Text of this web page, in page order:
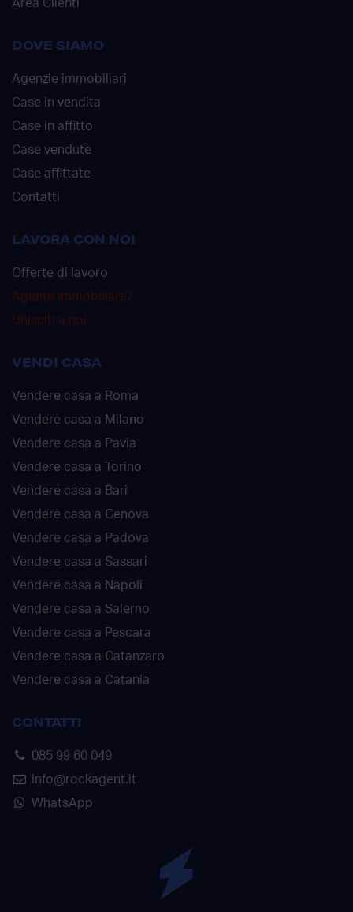
Area Clienti
DOVE SIAMO
Agenzie immobiliari
Case in vendita
Case in affitto
Case vendute
Case affittate
Contatti
LAVORA CON NOI
Offerte di lavoro
Agente immobiliare?
Unisciti a noi
VENDI CASA
Vendere casa a Roma
Vendere casa a Milano
Vendere casa a Pavia
Vendere casa a Torino
Vendere casa a Bari
Vendere casa a Genova
Vendere casa a Padova
Vendere casa a Sassari
Vendere casa a Napoli
Vendere casa a Salerno
Vendere casa a Pescara
Vendere casa a Catanzaro
Vendere casa a Catania
CONTATTI
085 99 60 049
info@rockagent.it
WhatsApp